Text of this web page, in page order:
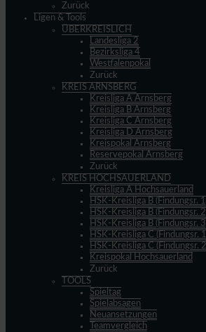
Zurück
Ligen & Tools
ÜBERKREISLICH
Landesliga 2
Bezirksliga 4
Westfalenpokal
Zurück
KREIS ARNSBERG
Kreisliga A Arnsberg
Kreisliga B Arnsberg
Kreisliga C Arnsberg
Kreisliga D Arnsberg
Kreispokal Arnsberg
Reservepokal Arnsberg
Zurück
KREIS HOCHSAUERLAND
Kreisliga A Hochsauerland
HSK-Kreisliga B (Findungsr.
HSK-Kreisliga B (Findungsr.
HSK-Kreisliga B (Findungsr.
HSK-Kreisliga C (Findungsr.
HSK-Kreisliga C (Findungsr.
Kreispokal Hochsauerland
Zurück
TOOLS
Spieltag
Spielabsagen
Neuansetzungen
Teamvergleich